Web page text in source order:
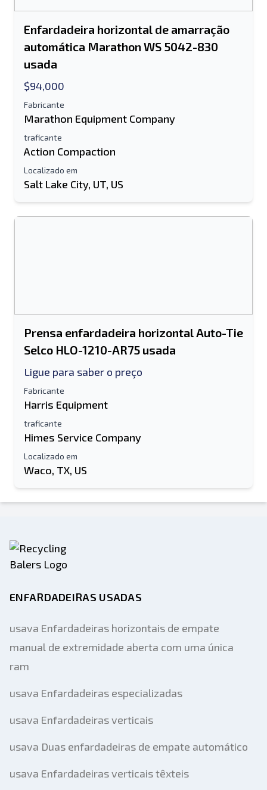
Enfardadeira horizontal de amarração
automática Marathon WS 5042-830
usada
$94,000
Fabricante
Marathon Equipment Company
traficante
Action Compaction
Localizado em
Salt Lake City, UT, US
Prensa enfardadeira horizontal Auto-Tie
Selco HLO-1210-AR75 usada
Ligue para saber o preço
Fabricante
Harris Equipment
traficante
Himes Service Company
Localizado em
Waco, TX, US
ENFARDADEIRAS USADAS
usava Enfardadeiras horizontais de empate
manual de extremidade aberta com uma única
ram
usava Enfardadeiras especializadas
usava Enfardadeiras verticais
usava Duas enfardadeiras de empate automático
usava Enfardadeiras verticais têxteis